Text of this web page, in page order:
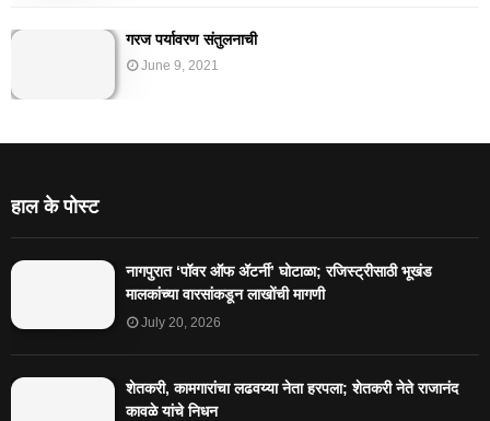
गरज पर्यावरण संतुलनाची
June 9, 2021
हाल के पोस्ट
नागपुरात ‘पॉवर ऑफ ॲटर्नी’ घोटाळा; रजिस्ट्रीसाठी भूखंड
मालकांच्या वारसांकडून लाखोंची मागणी
July 20, 2026
शेतकरी, कामगारांचा लढवय्या नेता हरपला; शेतकरी नेते राजानंद
कावळे यांचे निधन